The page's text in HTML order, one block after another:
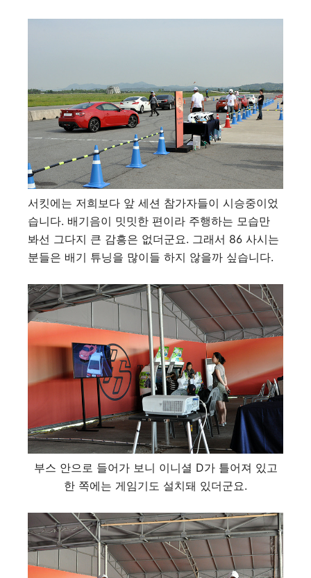
서킷에는 저희보다 앞 세션 참가자들이 시승중이었
습니다. 배기음이 밋밋한 편이라 주행하는 모습만
봐선 그다지 큰 감흥은 없더군요. 그래서 86 사시는
분들은 배기 튜닝을 많이들 하지 않을까 싶습니다.
부스 안으로 들어가 보니 이니셜 D가 틀어져 있고
한 쪽에는 게임기도 설치돼 있더군요.